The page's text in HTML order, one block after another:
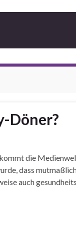
Döner?
die
dass
auch